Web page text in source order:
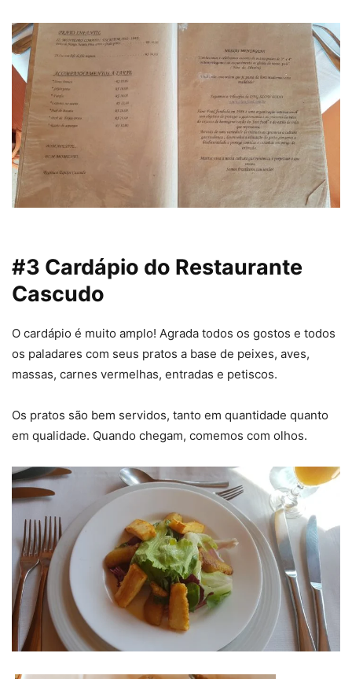
#3 Cardápio do Restaurante
Cascudo
O cardápio é muito amplo! Agrada todos os gostos e todos
os paladares com seus pratos a base de peixes, aves,
massas, carnes vermelhas, entradas e petiscos.
Os pratos são bem servidos, tanto em quantidade quanto
em qualidade. Quando chegam, comemos com olhos.